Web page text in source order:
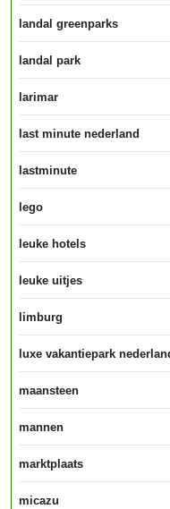
landal greenparks
landal park
larimar
last minute nederland
lastminute
lego
leuke hotels
leuke uitjes
limburg
luxe vakantiepark
maansteen
mannen
marktplaats
micazu